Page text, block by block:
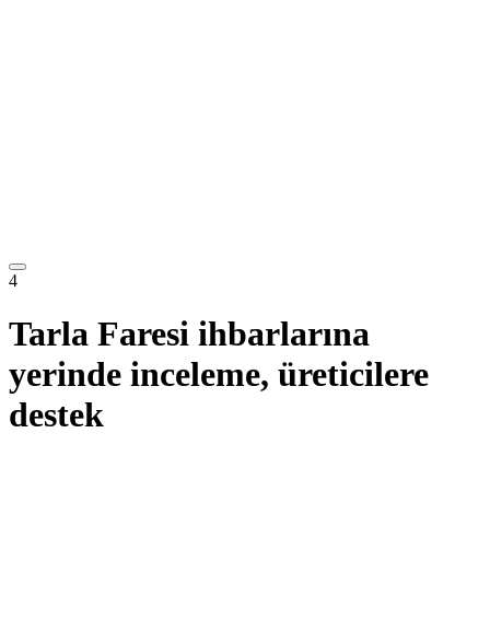
4
Tarla Faresi ihbarlarına
yerinde inceleme, üreticilere
destek